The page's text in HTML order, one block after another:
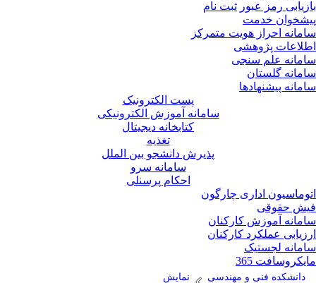
رمز عبور ثبت نام
خدمت
احراز هویت متمرکز
پژوهشی
علم سنجی
گلستان
پیشنهادها
پست الکترونیک
سامانه آموزش الکترونیکی
کتابخانه دیجیتال
تغذیه
پذیرش دانشجو بین الملل
سامانه سرو
احکام پرسنلی
اداری چارگون
حقوقی
آموزش کارکنان
عملکرد کارکنان
لجستیک
365
دانشکده فنی و مهندسی نمایش